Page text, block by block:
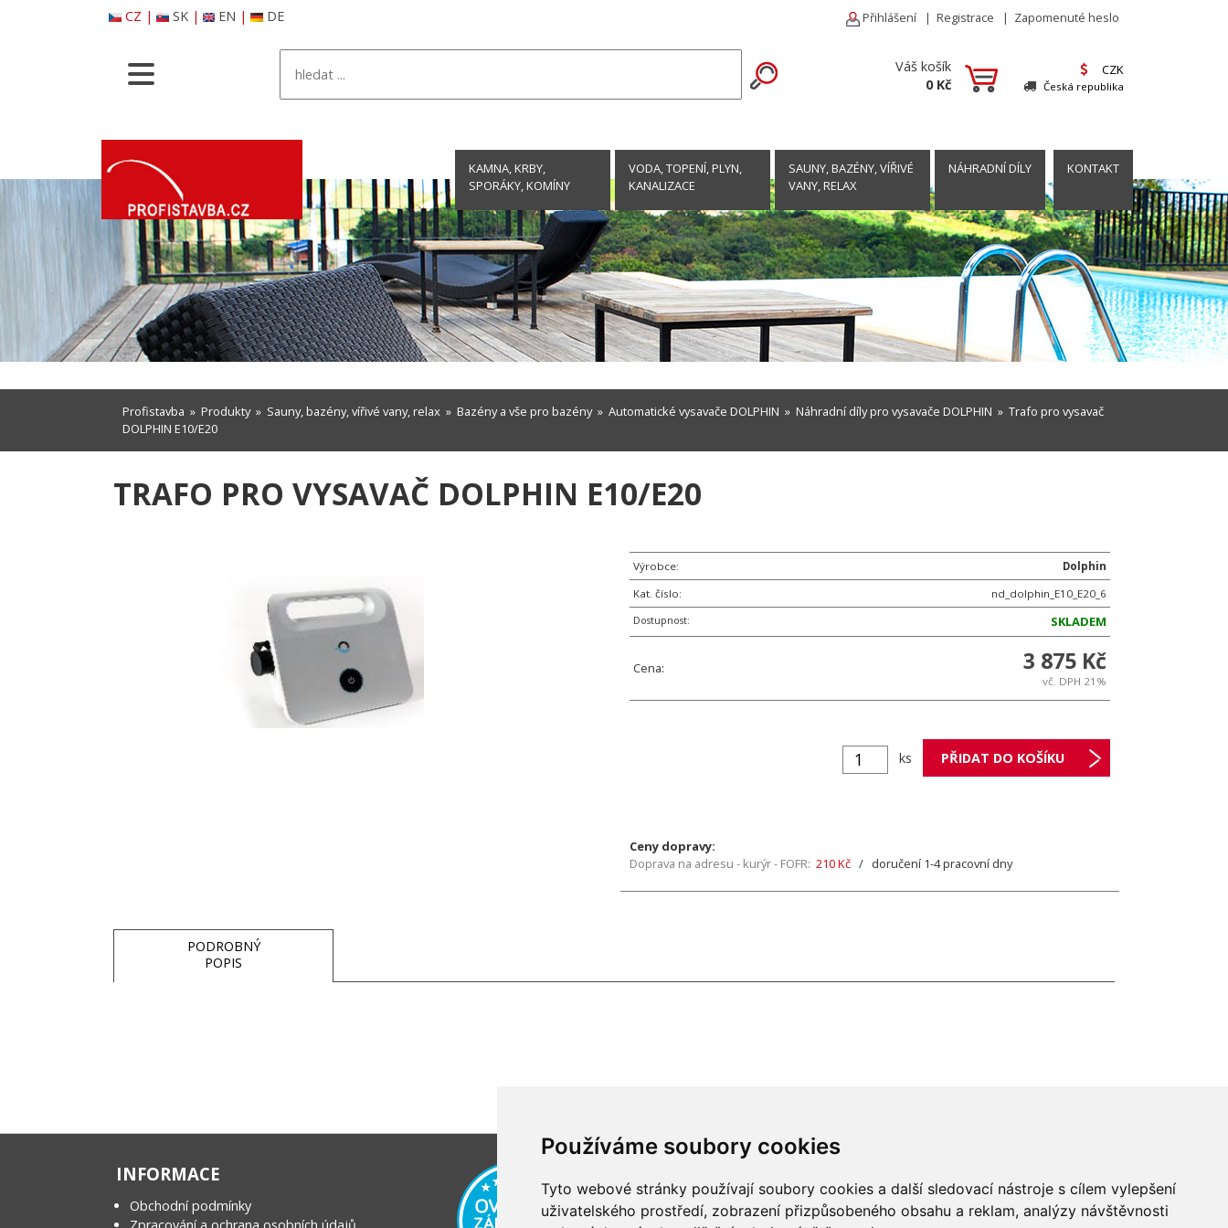
Používáme soubory cookies
Tyto webové stránky používají soubory cookies a další sledovací nástroje s cílem vylepšení
uživatelského prostředí, zobrazení přizpůsobeného obsahu a reklam, analýzy návštěvnosti
CZ | SK| EN | DE Přihlášení | Registrace | Zapomenuté heslo
Váš košík
0 Kč
CZK
Česká republika
KAMNA, KRBY,
SPORÁKY, KOMÍNY
VODA, TOPENÍ, PLYN,
KANALIZACE
SAUNY, BAZÉNY, VÍŘIVÉ
VANY, RELAX
NÁHRADNÍ DÍLY KONTAKT
Profistavba » Produkty» Sauny, bazény, vířivé vany, relax » Bazény a vše pro bazény» Automatické vysavače DOLPHIN » Náhradní díly pro vysavače DOLPHIN » Trafo pro vysavač
DOLPHIN E10/E20
TRAFO PRO VYSAVAČ DOLPHIN E10/E20
Výrobce:
Dolphin
Kat. číslo:
nd_dolphin_E10_E20_6
Dostupnost:
SKLADEM
Cena: 3 875 Kč
vč. DPH 21%
ks
Ceny dopravy:
Doprava na adresu - kurýr - FOFR: 210 Kč / doručení 1-4 pracovní dny
PODROBNÝ
POPIS
INFORMACE
Obchodní podmínky